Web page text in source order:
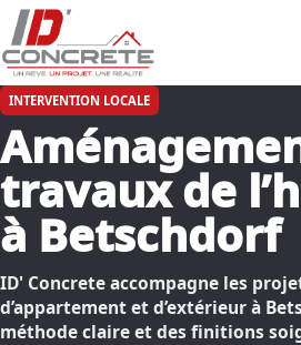
INTERVENTION LOCALE
travaux de
à Betschdorf
ID' Concrete accompagne les
d’appartement et d’extérieur à
méthode claire et des finitions